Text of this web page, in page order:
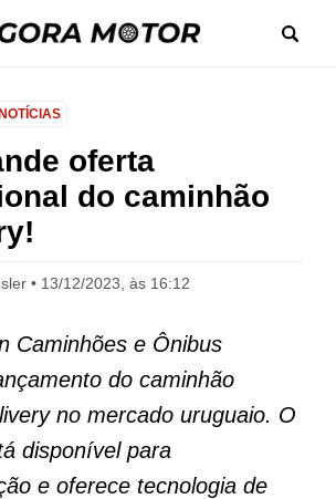
NOTÍCIAS
oferta
do caminhão
13/12/2023, às 16:12
Caminhões e Ônibus
do caminhão
no mercado uruguaio. O
disponível para
e oferece tecnologia de